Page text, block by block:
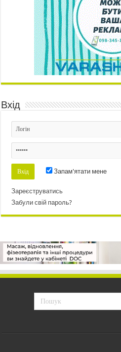
Вхід
Запам'ятати мене
Зареєструватись
Забули свій пароль?